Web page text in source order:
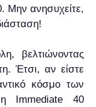
Μην ανησυχείτε,
βελτιώνοντας
Έτσι, αν είστε
κόσμο των
Immediate 40